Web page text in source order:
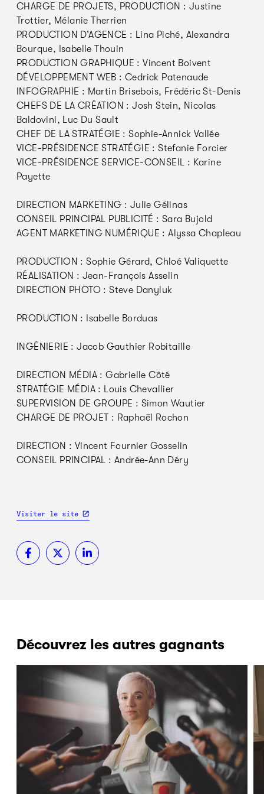
CHARGE DE PROJETS, PRODUCTION : Justine
Trottier, Mélanie Therrien
PRODUCTION D’AGENCE : Lina Piché, Alexandra
Bourque, Isabelle Thouin
PRODUCTION GRAPHIQUE : Vincent Boivent
DÉVELOPPEMENT WEB : Cedrick Patenaude
INFOGRAPHIE : Martin Brisebois, Frédéric St-Denis
CHEFS DE LA CRÉATION : Josh Stein, Nicolas
Baldovini, Luc Du Sault
CHEF DE LA STRATÉGIE : Sophie-Annick Vallée
VICE-PRÉSIDENCE STRATÉGIE : Stefanie Forcier
VICE-PRÉSIDENCE SERVICE-CONSEIL : Karine
Payette
DIRECTION MARKETING : Julie Gélinas
CONSEIL PRINCIPAL PUBLICITÉ : Sara Bujold
AGENT MARKETING NUMÉRIQUE : Alyssa Chapleau
PRODUCTION : Sophie Gérard, Chloé Valiquette
RÉALISATION : Jean-François Asselin
DIRECTION PHOTO : Steve Danyluk
PRODUCTION : Isabelle Borduas
INGÉNIERIE : Jacob Gauthier Robitaille
DIRECTION MÉDIA : Gabrielle Côté
STRATÉGIE MÉDIA : Louis Chevallier
SUPERVISION DE GROUPE : Simon Wautier
CHARGE DE PROJET : Raphaël Rochon
DIRECTION : Vincent Fournier Gosselin
CONSEIL PRINCIPAL : Andrée-Ann Déry
Visiter le site
Découvrez les autres gagnants